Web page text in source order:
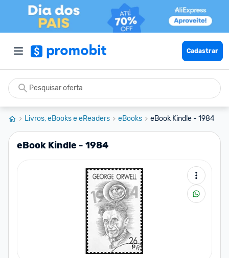
Cadastrar
Livros, eBooks e eReaders eBooks eBook Kindle - 1984
eBook Kindle - 1984